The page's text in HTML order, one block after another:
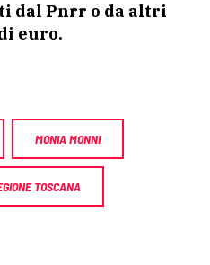
dal Pnrr o da altri
euro.
MONIA MONNI
TOSCANA